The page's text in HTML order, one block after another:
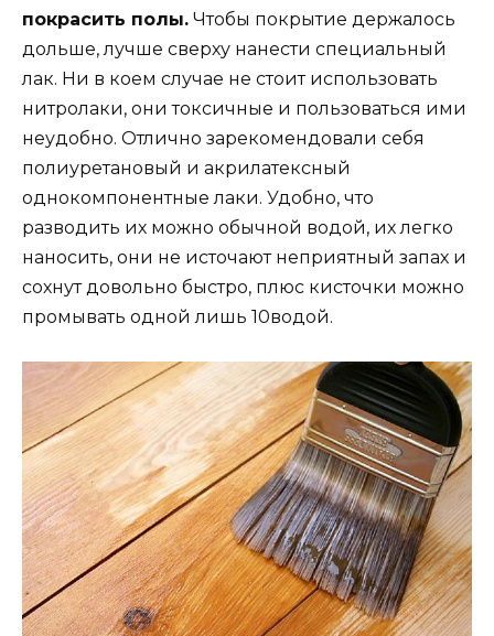
покрасить полы. Чтобы покрытие держалось
дольше, лучше сверху нанести специальный
лак. Ни в коем случае не стоит использовать
нитролаки, они токсичные и пользоваться ими
неудобно. Отлично зарекомендовали себя
полиуретановый и акрилатексный
однокомпонентные лаки. Удобно, что
разводить их можно обычной водой, их легко
наносить, они не источают неприятный запах и
сохнут довольно быстро, плюс кисточки можно
промывать одной лишь 10водой.